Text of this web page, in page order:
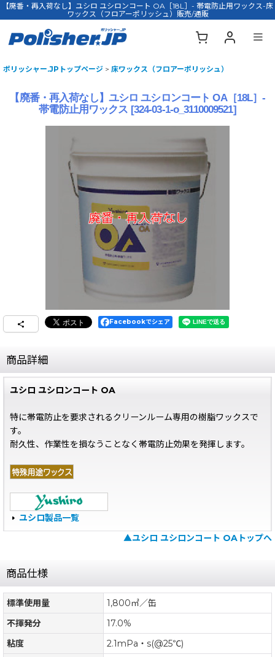
【廃番・再入荷なし】ユシロ ユシロンコート OA［18L］- 帯電防止用ワックス-床
ワックス（フロアーポリッシュ）販売/通販
ポリッシャー.JPトップページ > 床ワックス（フロアーポリッシュ）
【廃番・再入荷なし】ユシロ ユシロンコート OA［18L］-
帯電防止用ワックス [324-03-1-o_3110009521]
Facebookでシェア
商品詳細
ユシロ ユシロンコート OA
特に帯電防止を要求されるクリーンルーム専用の樹脂ワックスで
す。
耐久性、作業性を損なうことなく帯電防止効果を発揮します。
ユシロ製品一覧
▲ユシロ ユシロンコート OAトップへ
商品仕様
標準使用量
1,800㎡／缶
不揮発分
17.0%
粘度
2.1mPa・s(@25℃)